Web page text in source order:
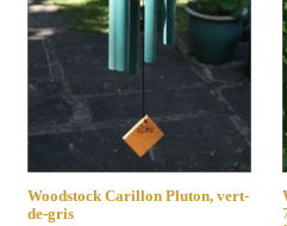
Woodstock Carillon Pluton, vert-
de-gris